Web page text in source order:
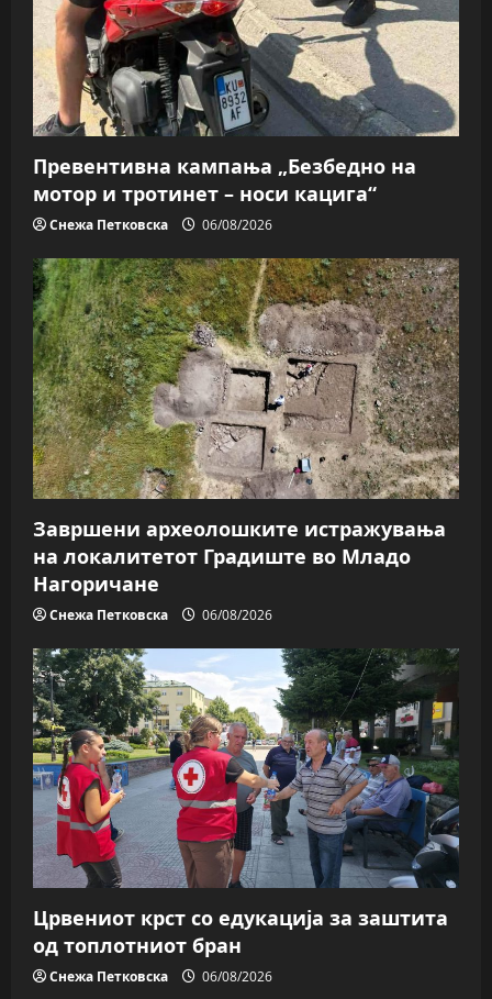
Превентивна кампања „Безбедно на
мотор и тротинет – носи кацига“
Снежа Петковска 06/08/2026
Завршени археолошките истражувања
на локалитетот Градиште во Младо
Нагоричане
Снежа Петковска 06/08/2026
Црвениот крст со едукација за заштита
од топлотниот бран
Снежа Петковска 06/08/2026